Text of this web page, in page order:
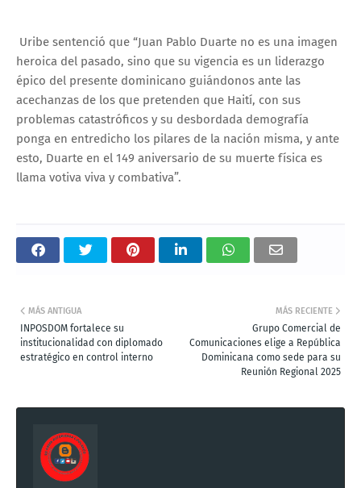
Uribe sentenció que “Juan Pablo Duarte no es una imagen
heroica del pasado, sino que su vigencia es un liderazgo
épico del presente dominicano guiándonos ante las
acechanzas de los que pretenden que Haití, con sus
problemas catastróficos y su desbordada demografía
ponga en entredicho los pilares de la nación misma, y ante
esto, Duarte en el 149 aniversario de su muerte física es
llama votiva viva y combativa”.
MÁS RECIENTE
Grupo Comercial de
Comunicaciones elige a República
Dominicana como sede para su
Reunión Regional 2025
MÁS ANTIGUA
INPOSDOM fortalece su
institucionalidad con diplomado
estratégico en control interno